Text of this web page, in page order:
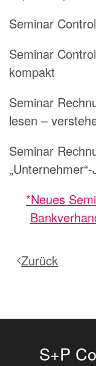
Seminar
Seminar
kompakt
Seminar
lesen –
Seminar
*Neues
Zurück
S+P